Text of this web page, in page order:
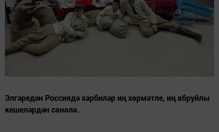
Элгәредән Россиядә хәрбиләр иң хөрмәтле, иң абруйлы
кешеләрдән санала.